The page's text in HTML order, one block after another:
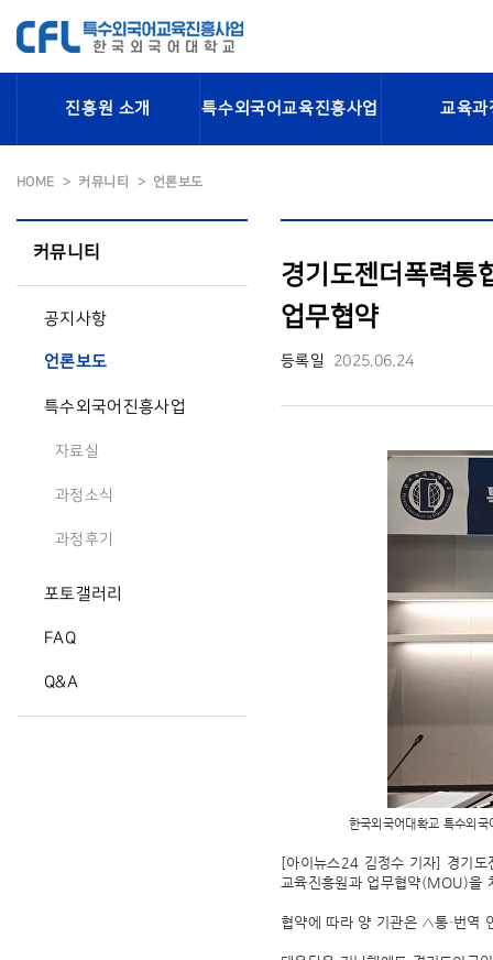
진흥원 소개 특수외국어교육진흥사업 교육과
HOME 커뮤니티 언론보도
커뮤니티
공지사항
언론보도
특수외국어진흥사업
자료실
과정소식
과정후기
포토갤러리
FAQ
Q&A
경기도젠더폭력통
업무협약
등록일 2025.06.24
한국외국어대확교 특수외
[아이뉴스24 김정수 기자] 경기도
교육진흥원과 업무협약(MOU)을
협약에 따라 양 기관은 △통·번역